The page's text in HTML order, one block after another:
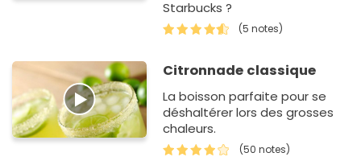
Starbucks ?
(5 notes)
Citronnade classique
La boisson parfaite pour se
déshaltérer lors des grosses
chaleurs.
(50 notes)